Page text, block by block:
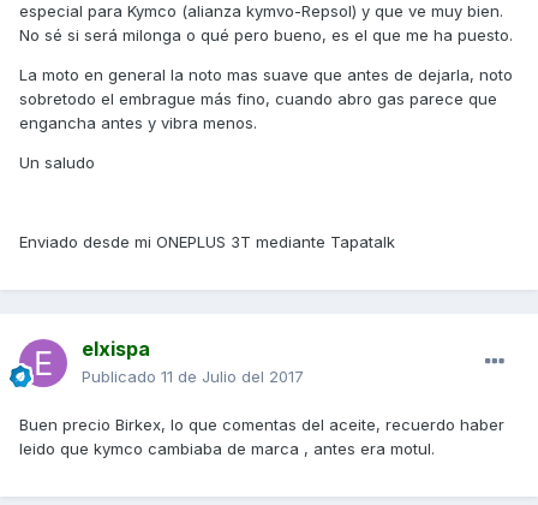
especial para Kymco (alianza kymvo-Repsol) y que ve muy bien.
No sé si será milonga o qué pero bueno, es el que me ha puesto.
La moto en general la noto mas suave que antes de dejarla, noto
sobretodo el embrague más fino, cuando abro gas parece que
engancha antes y vibra menos.
Un saludo
Enviado desde mi ONEPLUS 3T mediante Tapatalk
elxispa
Publicado 11 de Julio del 2017
Buen precio Birkex, lo que comentas del aceite, recuerdo haber
leido que kymco cambiaba de marca , antes era motul.